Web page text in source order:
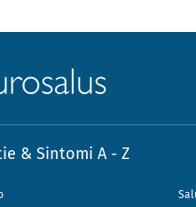
& Sintomi A - Z